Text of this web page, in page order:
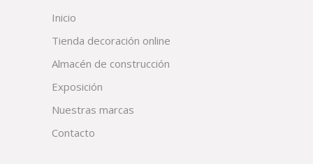
Inicio
Tienda decoración online
Almacén de construcción
Exposición
Nuestras marcas
Contacto